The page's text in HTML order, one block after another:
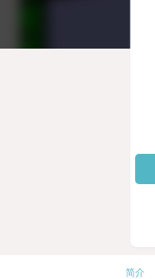
简介